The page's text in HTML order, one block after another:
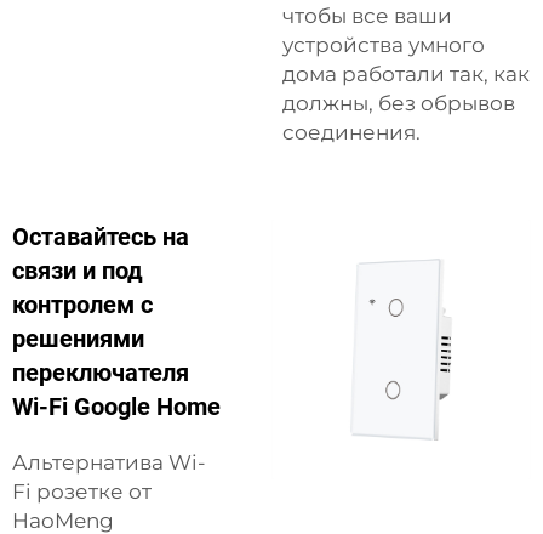
чтобы все ваши
устройства умного
дома работали так, как
должны, без обрывов
соединения.
Оставайтесь на
связи и под
контролем с
решениями
переключателя
Wi-Fi Google Home
Альтернатива Wi-
Fi розетке от
HaoMeng